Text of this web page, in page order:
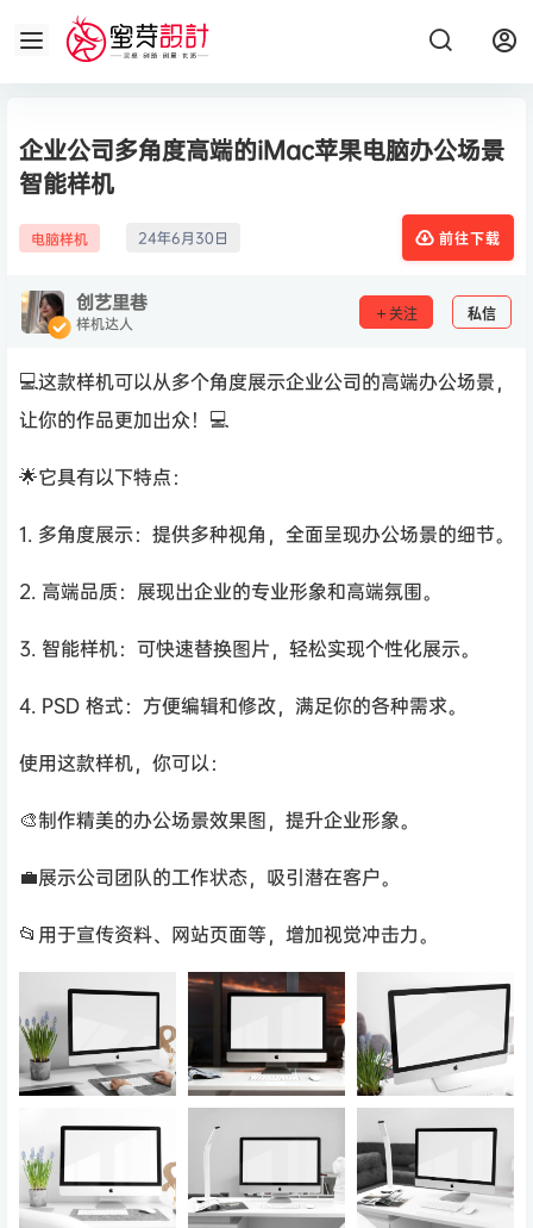
企业公司多角度高端的iMac苹果电脑办公场景
智能样机
电脑样机 24年6月30日 前往下载
创艺里巷
样机达人 关注 私信
💻这款样机可以从多个角度展示企业公司的高端办公场景，
让你的作品更加出众！💻
🌟它具有以下特点：
1. 多角度展示：提供多种视角，全面呈现办公场景的细节。
2. 高端品质：展现出企业的专业形象和高端氛围。
3. 智能样机：可快速替换图片，轻松实现个性化展示。
4. PSD 格式：方便编辑和修改，满足你的各种需求。
使用这款样机，你可以：
🎨制作精美的办公场景效果图，提升企业形象。
💼展示公司团队的工作状态，吸引潜在客户。
📂用于宣传资料、网站页面等，增加视觉冲击力。